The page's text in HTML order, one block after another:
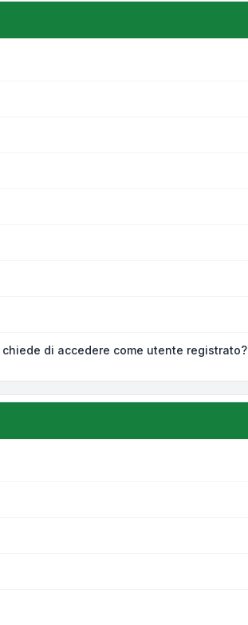
di accedere come utente registrato?